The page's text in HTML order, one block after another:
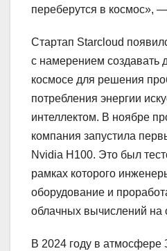
переберутся в космос»,
Стартап Starcloud
с намерением создавать
космосе для решения
потребления энергии
интеллектом. В ноябре
компания запустила
Nvidia H100. Это был
рамках которого
оборудование и
облачных вычислений на
В 2024 году в атмосфере